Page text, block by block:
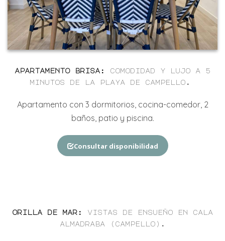
apartamentobrisa :
comodidad y lujo a 5
minutos de la playa de campello.
Apartamento con 3 dormitorios, cocina-comedor, 2
baños, patio y piscina.
Consultar disponibilidad
orilla de mar :
vistas de ensueño en cala
almadraba (campello).